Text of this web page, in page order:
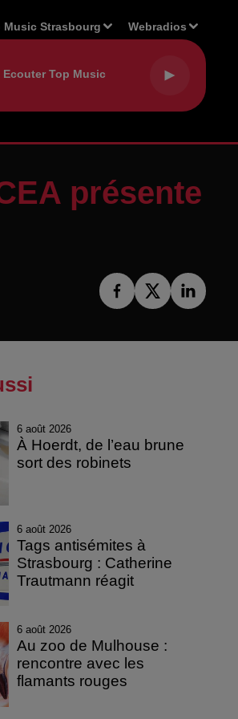
Music Strasbourg Webradios
présente
6 août 2026
À Hoerdt, de l’eau brune
sort des robinets
6 août 2026
Tags antisémites à
Strasbourg : Catherine
Trautmann réagit
6 août 2026
Au zoo de Mulhouse :
rencontre avec les
flamants rouges